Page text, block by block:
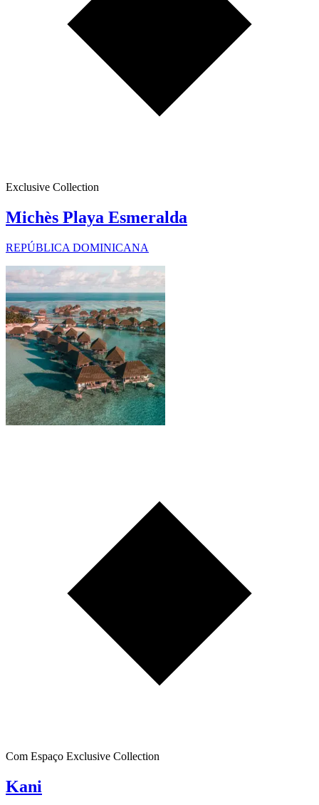
Exclusive Collection
Michès Playa Esmeralda
REPÚBLICA DOMINICANA
Com Espaço Exclusive Collection
Kani